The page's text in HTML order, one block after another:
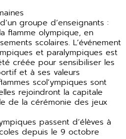
groupe d’enseignants :
flamme olympique, en
scolaires. L’événement
et paralympiques est
créée pour sensibiliser les
et à ses valeurs
scol’ympiques sont
rejoindront la capitale
de la cérémonie des jeux
passent d’élèves à
depuis le 9 octobre